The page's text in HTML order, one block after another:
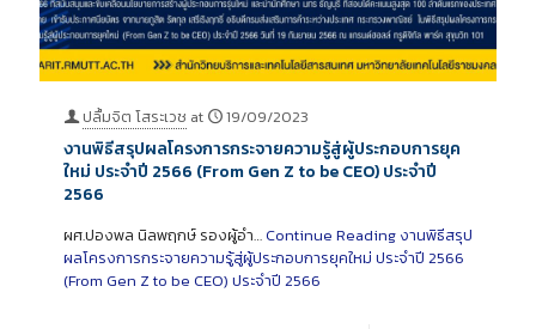
ปลื้มจิต โสระเวช at 19/09/2023
งานพิธีสรุปผลโครงการกระจายความรู้สู่ผู้ประกอบการยุค
ใหม่ ประจำปี 2566 (From Gen Z to be CEO) ประจำปี
2566
ผศ.ปองพล นิลพฤกษ์ รองผู้อำ… Continue Reading งานพิธีสรุป
ผลโครงการกระจายความรู้สู่ผู้ประกอบการยุคใหม่ ประจำปี 2566
(From Gen Z to be CEO) ประจำปี 2566